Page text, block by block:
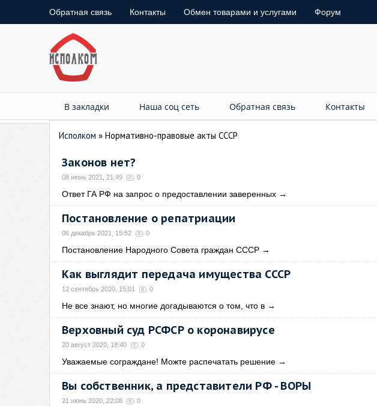
Обратная связь Контакты Обмен товарами и услугами Форум
В закладки Наша соц сеть Обратная связь Контакты
Исполком » Нормативно-правовые акты СССР
Законов нет?
08 июнь 2021, 21:49 0
Ответ ГА РФ на запрос о предоставлении заверенных →
Постановление о репатриации
06 декабрь 2021, 15:52 0
Постановление Народного Совета граждан СССР →
Как выглядит передача имущества СССР
12 сентябрь 2020, 15:01 0
Не все знают, но многие догадываются о том, что в →
Верховный суд РСФСР о коронавирусе
20 август 2020, 18:40 0
Уважаемые сограждане! Можте распечатать решение →
Вы собственник, а представители РФ - ВОРЫ
21 июнь 2020, 22:08 0